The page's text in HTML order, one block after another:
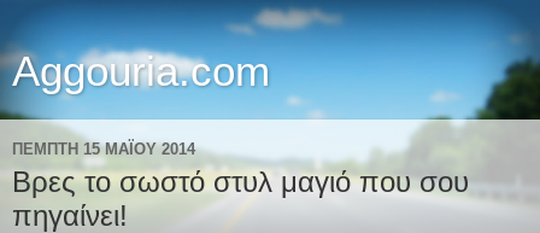
Aggouria.com
ΠΈΜΠΤΗ 15 ΜΑΪ́ΟΥ 2014
Βρες το σωστό στυλ μαγιό που σου
πηγαίνει!